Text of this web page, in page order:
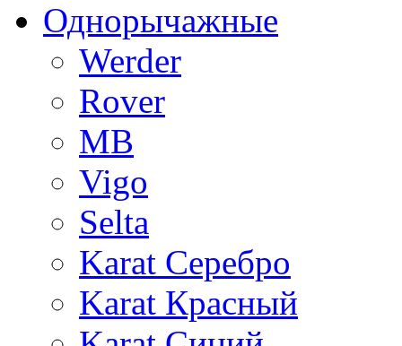
Однорычажные
Werder
Rover
MB
Vigo
Selta
Karat Серебро
Karat Красный